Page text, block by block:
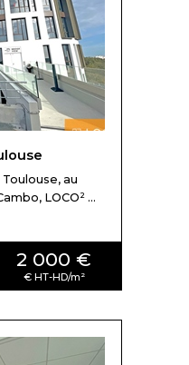
au
LOCO² ...
2 000 €